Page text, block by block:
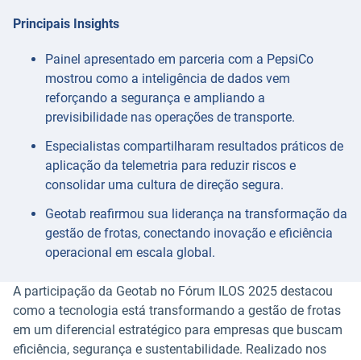
Principais Insights
Painel apresentado em parceria com a PepsiCo
mostrou como a inteligência de dados vem
reforçando a segurança e ampliando a
previsibilidade nas operações de transporte.
Especialistas compartilharam resultados práticos de
aplicação da telemetria para reduzir riscos e
consolidar uma cultura de direção segura.
Geotab reafirmou sua liderança na transformação da
gestão de frotas, conectando inovação e eficiência
operacional em escala global.
A participação da Geotab no Fórum ILOS 2025 destacou
como a tecnologia está transformando a gestão de frotas
em um diferencial estratégico para empresas que buscam
eficiência, segurança e sustentabilidade. Realizado nos